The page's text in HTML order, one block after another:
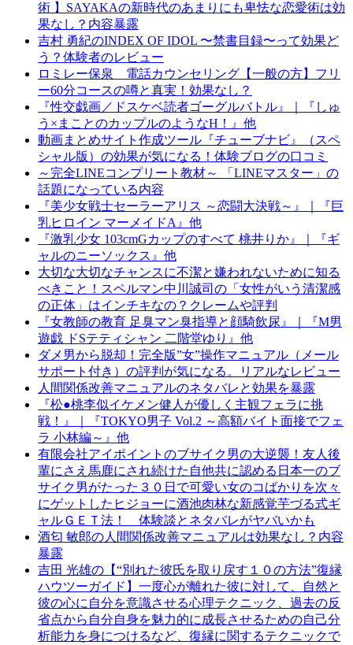
術 】SAYAKAの新時代のあまりにも卑怯な恋愛術は効
果なし？内容暴露
吉村 勇紀のINDEX OF IDOL 〜禁書目録〜って効果ど
う？体験者のレビュー
ロミレー保泉 電話カウンセリング【一般の方】フリ
ー60分コースの噂と真実！効果なし？
『性交戯画／ドスケベ読者ゴーグルバトル』｜『しゅ
う×まことのカップルのようなH！』他
動画まとめサイト作成ツール『チューブナビ』（スペ
シャル版）の効果が気になる！体験ブログの口コミ
～完全LINEコンプリート教材～ 「LINEマスター」の
話題になっている内容
『美少女戦士セーラーアリス ～恋闘大決戦～』｜『巨
乳ヒロイン マーメイドA』他
『激乳少女 103cmGカップのすべて 桃井りか』｜『ギ
ャルのニーソックス』他
大切な大切なチャンスに不潔と嫌われないために知る
べきこと！スペルマン中川誠司の「女性がいう清潔感
の正体」はインチキなの？クレームや評判
『女教師の教育 足臭マン臭指導と顔騎飲尿』｜『M男
遊戯 ドSテティシャン 二階堂ゆり』他
ダメ男から脱却！完全版”女”操作マニュアル（メール
サポート付き）の評判が気になる。リアルなレビュー
人間関係改善マニュアルのネタバレと効果を暴露
『松●桃李似イケメン健人が優しく主観フェラに挑
戦！』｜『TOKYO男子 Vol.2 ～高額バイト面接でフェ
ラ 小林編～』他
有限会社アイポイントのブサイク男の大逆襲！友人後
輩にさえ馬鹿にされ続けた自他共に認める日本一のブ
サイク男がたった３０日で可愛い女のコばかりを次々
にゲットしたヒジョーに酒池肉林な新感覚芋づる式ギ
ャルＧＥＴ法！ 体験談とネタバレがヤバいかも
酒匂 敏郎の人間関係改善マニュアルは効果なし？内容
暴露
吉田 光雄の【“別れた彼氏を取り戻す１０の方法”復縁
ハウツーガイド】一度心が離れた彼に対して、自然と
彼の心に自分を意識させる心理テクニック、過去の反
省点から自分自身を魅力的に成長させるための自己分
析能力を身につけるなど、復縁に関するテクニックで